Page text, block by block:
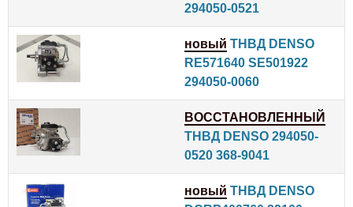
294050-0521
новый ТНВД DENSO
RE571640 SE501922
294050-0060
ВОССТАНОВЛЕННЫЙ
ТНВД DENSO 294050-
0520 368-9041
новый ТНВД DENSO